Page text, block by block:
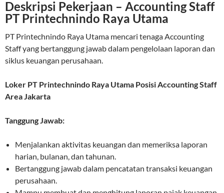
Deskripsi Pekerjaan – Accounting Staff
PT Printechnindo Raya Utama
PT Printechnindo Raya Utama mencari tenaga Accounting
Staff yang bertanggung jawab dalam pengelolaan laporan dan
siklus keuangan perusahaan.
Loker PT Printechnindo Raya Utama Posisi Accounting Staff
Area Jakarta
Tanggung Jawab:
Menjalankan aktivitas keuangan dan memeriksa laporan
harian, bulanan, dan tahunan.
Bertanggung jawab dalam pencatatan transaksi keuangan
perusahaan.